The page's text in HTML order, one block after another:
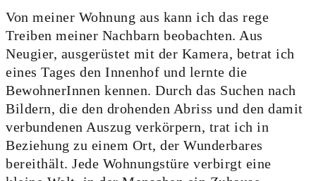
Von meiner Wohnung aus kann ich das rege
Treiben meiner Nachbarn beobachten. Aus
Neugier, ausgerüstet mit der Kamera, betrat ich
eines Tages den Innenhof und lernte die
BewohnerInnen kennen. Durch das Suchen nach
Bildern, die den drohenden Abriss und den damit
verbundenen Auszug verkörpern, trat ich in
Beziehung zu einem Ort, der Wunderbares
bereithält. Jede Wohnungstüre verbirgt eine